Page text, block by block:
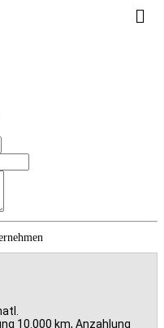
10.000 km, Anzahlung